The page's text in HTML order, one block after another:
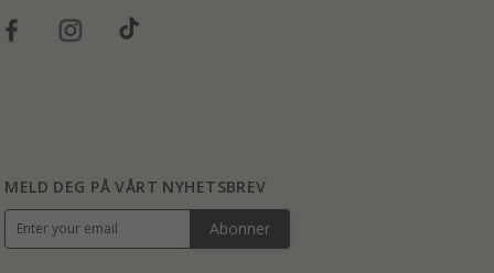
MELD DEG PÅ VÅRT NYHETSBREV
Abonner